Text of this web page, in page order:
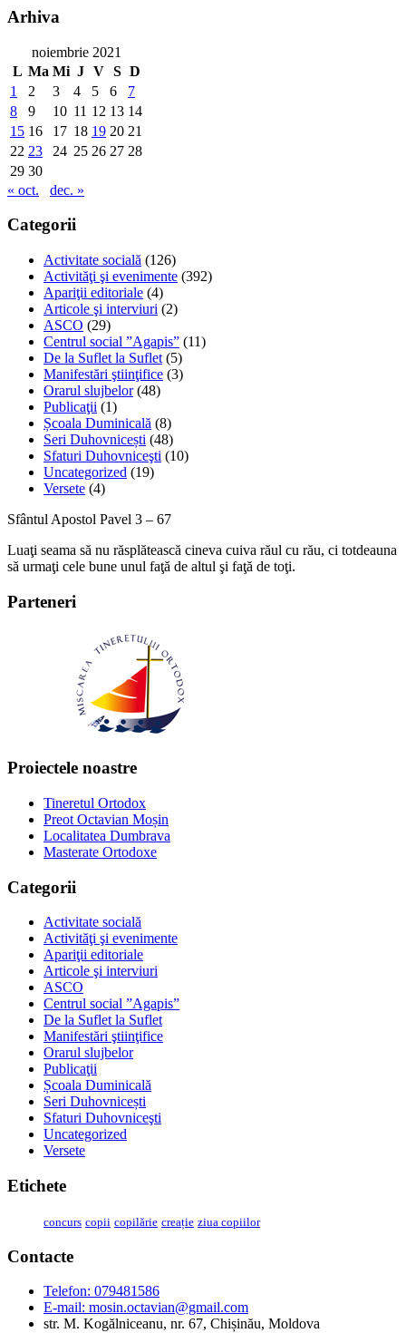
Arhiva
noiembrie 2021
L Ma Mi J V S D
1
2 3 4 5 6
7
8
9 10 11 12 13 14
15 16 17 18 19 20 21
22 23 24 25 26 27 28
29 30
« oct.
dec. »
Categorii
Activitate socială (126)
Activităţi şi evenimente (392)
Apariţii editoriale (4)
Articole şi interviuri (2)
ASCO (29)
Centrul social ”Agapis” (11)
De la Suflet la Suflet (5)
Manifestări ştiinţifice (3)
Orarul slujbelor(48)
Publicaţii (1)
Școala Duminicală (8)
Seri Duhovnicești (48)
Sfaturi Duhovniceşti (10)
Uncategorized (19)
Versete (4)
Sfântul Apostol Pavel 3 – 67
Luaţi seama să nu răsplătească cineva cuiva răul cu rău, ci totdeauna
să urmaţi cele bune unul faţă de altul şi faţă de toţi.
Parteneri
Proiectele noastre
Tineretul Ortodox
Preot Octavian Moșin
Localitatea Dumbrava
Masterate Ortodoxe
Categorii
Activitate socială
Activităţi şi evenimente
Apariţii editoriale
Articole şi interviuri
ASCO
Centrul social ”Agapis”
De la Suflet la Suflet
Manifestări ştiinţifice
Orarul slujbelor
Publicaţii
Școala Duminicală
Seri Duhovnicești
Sfaturi Duhovniceşti
Uncategorized
Versete
Etichete
concurs copii copilărie creație ziua copiilor
Contacte
Telefon: 079481586
E-mail: mosin.octavian@gmail.com
str. M. Kogălniceanu, nr. 67, Chișinău, Moldova